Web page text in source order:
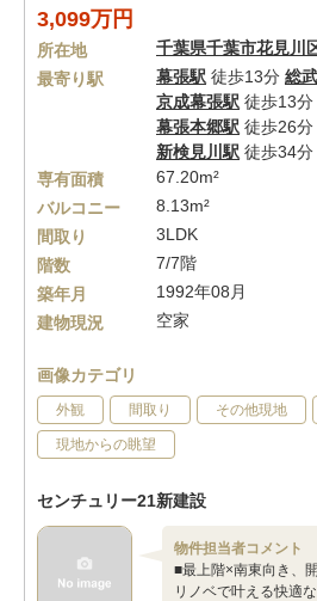
3,099万円
所在地 千葉県千葉市花見川
最寄り駅
幕張駅 徒歩13分 総
京成幕張駅 徒歩13分
幕張本郷駅 徒歩26分
新検見川駅 徒歩34分
専有面積
67.20m²
バルコニー
8.13m²
間取り
3LDK
階数
7/7階
築年月
1992年08月
建物現況
空家
画像カテゴリ
外観 間取り その他現地
現地からの眺望
センチュリー21新建設
物件担当者コメント
■最上階×南東向き、
リノベで叶える快適